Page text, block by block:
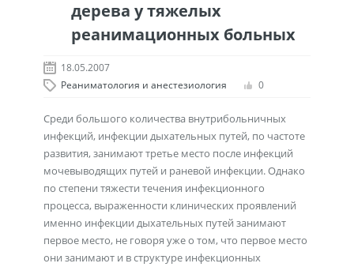
дерева у тяжелых
реанимационных больных
18.05.2007
Реаниматология и анестезиология
0
Среди большого количества внутрибольничных
инфекций, инфекции дыхательных путей, по частоте
развития, занимают третье место после инфекций
мочевыводящих путей и раневой инфекции. Однако
по степени тяжести течения инфекционного
процесса, выраженности клинических проявлений
именно инфекции дыхательных путей занимают
первое место, не говоря уже о том, что первое место
они занимают и в структуре инфекционных